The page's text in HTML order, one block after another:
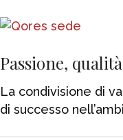
Passione,
La condivisione di
di successo